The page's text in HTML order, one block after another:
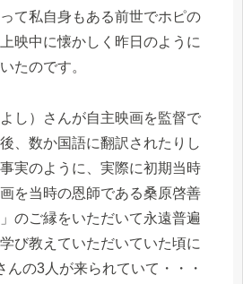
て私自身もある前世でホピの
映中に懐かしく昨日のように
たのです。
し）さんが自主映画を監督で
、数か国語に翻訳されたりし
実のように、実際に初期当時
を当時の恩師である桑原啓善
のご縁をいただいて永遠普遍
び教えていただいていた頃に
んの3人が来られていて・・・